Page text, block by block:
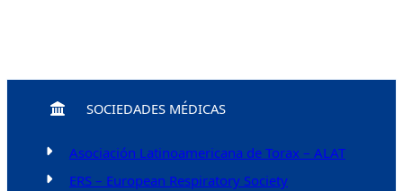
SOCIEDADES MÉDICAS
Asociación Latinoamericana de Torax – ALAT
ERS – European Respiratory Society